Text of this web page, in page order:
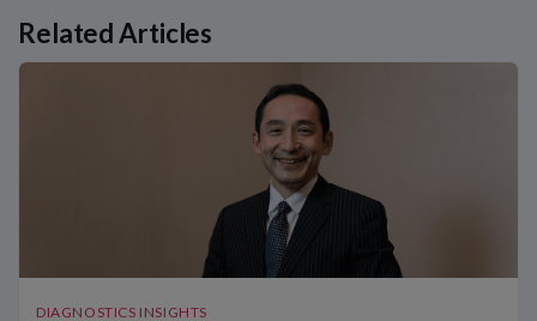
Related Articles
Related Links
アジアにおける0-1時間アルゴリズムのエビデンスについて
Peptide for Lifeイニシアチブとは？
アジアにおける心不全 – 現在の課題と将来の戦略
2型糖尿病心不全の予防に向けた取り組み ～JCS/JDS合同コ
CANVAS試験：NT-proBNPと心血管疾患（CVD）リスクの低
高感度トロポニンT（hs-TnT）の性別カットオフの臨床的意義
DIAGNOSTICS INSIGHTS